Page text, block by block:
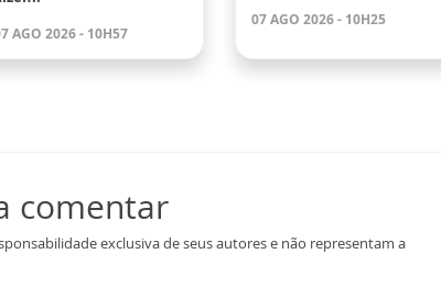
AGO 2026 - 10H57
07 AGO 2026 - 10H25
comentar
exclusiva de seus autores e não representam a